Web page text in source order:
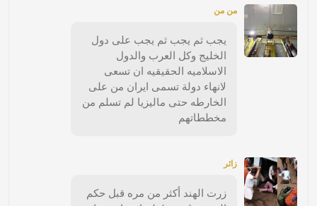
من من
يجب ثم يجب ثم يجب على دول
الخليج وكل العرب والدول
الاسلاميه الحقيقيه ان تسعى
لانهاء دولة تسمى ايران من على
الخارطه حتى ماليزيا لم تسلم من
مخططاتهم
زائر
زرت الهند أكثر من مره قبل حكم